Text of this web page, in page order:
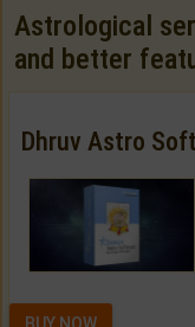
Astrological
and better
Dhruv Astro